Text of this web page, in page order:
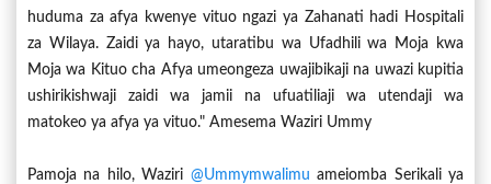
huduma za afya kwenye vituo ngazi ya Zahanati hadi Hospitali
za Wilaya. Zaidi ya hayo, utaratibu wa Ufadhili wa Moja kwa
Moja wa Kituo cha Afya umeongeza uwajibikaji na uwazi kupitia
ushirikishwaji zaidi wa jamii na ufuatiliaji wa utendaji wa
matokeo ya afya ya vituo." Amesema Waziri Ummy
Pamoja na hilo, Waziri @ummymwalimu ameiomba Serikali ya